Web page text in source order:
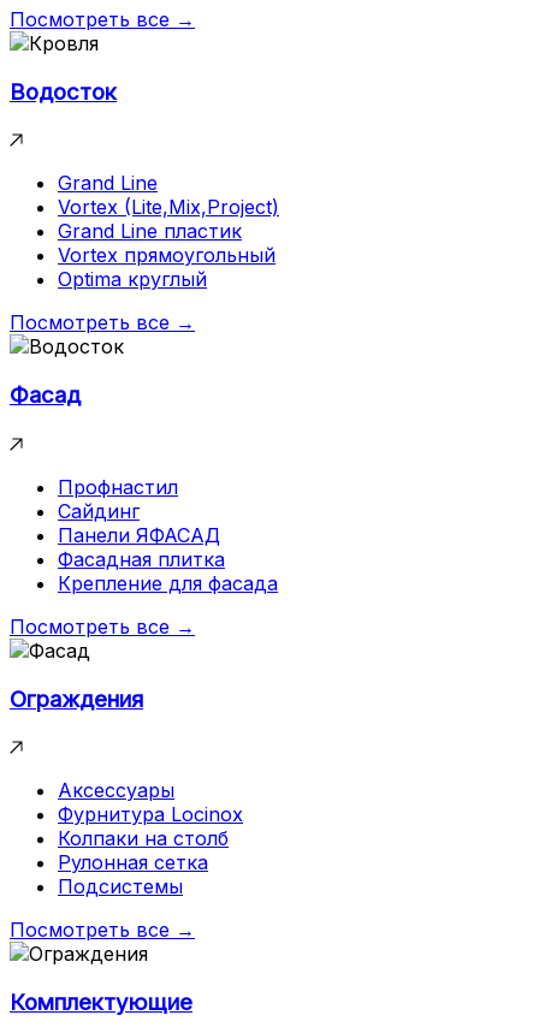
Посмотреть все →
Водосток
Grand Line
Vortex (Lite,Mix,Project)
Grand Line пластик
Vortex прямоугольный
Optima круглый
Посмотреть все →
Фасад
Профнастил
Сайдинг
Панели ЯФАСАД
Фасадная плитка
Крепление для фасада
Посмотреть все →
Ограждения
Аксессуары
Фурнитура Locinox
Колпаки на столб
Рулонная сетка
Подсистемы
Посмотреть все →
Комплектующие